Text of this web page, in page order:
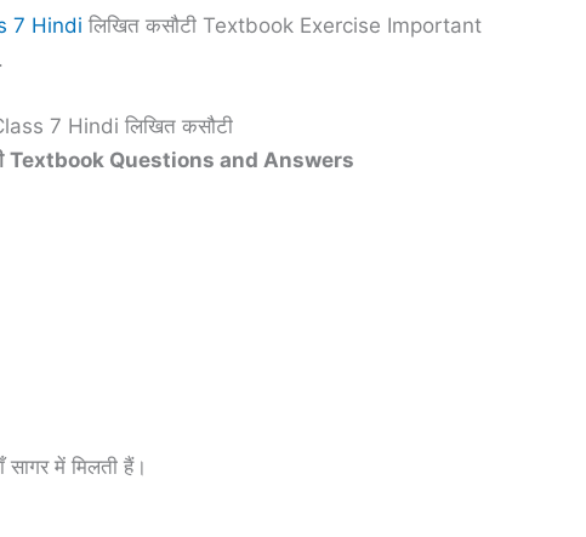
7 Hindi लिखित कसौटी Textbook Exercise Important
7 Hindi लिखित कसौटी
Textbook Questions and Answers
सागर में मिलती हैं।